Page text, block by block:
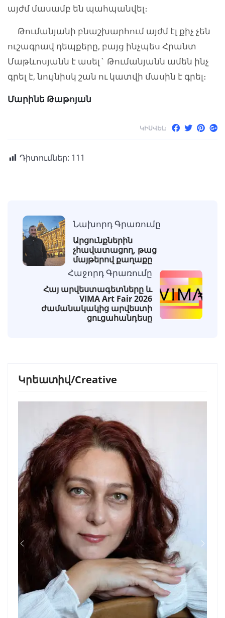
այժմ մասամբ են պահպանվել։
Թումանյանի բնաշխարհում այժմ էլ քիչ չեն
ուշագրավ դեպքերը, բայց ինչպես Հրանտ
Մաթևոսյանն է ասել` Թումանյանն ամեն ինչ
գրել է, նույնիսկ շան ու կատվի մասին է գրել։
Մարինե Թաթոյան
ԿԻՍՎԵԼ:
Դիտումներ: 111
Նախորդ Գրառումը
Արցունքներին
չհավատացող, թաց
մայթերով քաղաքը
Հաջորդ Գրառումը
Հայ արվեստագետները և
VIMA Art Fair 2026
ժամանակակից արվեստի
ցուցահանդեսը
Կրեատիվ/Creative